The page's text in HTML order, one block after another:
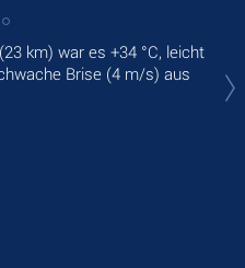
km) war es +34 °C, leicht
Brise (4 m/s) aus